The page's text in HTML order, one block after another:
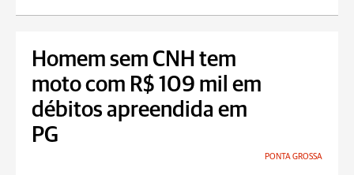
Homem sem CNH tem
moto com R$ 109 mil em
débitos apreendida em
PG
PONTA GROSSA